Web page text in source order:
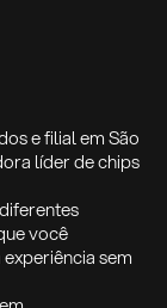
e filial em São
líder de chips
você
sem